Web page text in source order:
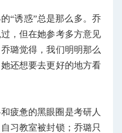
“诱惑”总是那么多。乔
，但在她参考多方意见
璐觉得，我们明明那么
还想要去更好的地方看
疲惫的黑眼圈是考研人
习教室被封锁；乔璐只